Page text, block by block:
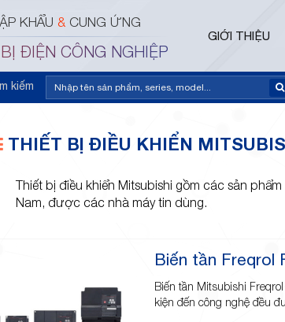
KHẨU &CUNG ỨNG
ĐIỆN CÔNG NGHIỆP
GIỚI THIỆU
kiếm
THIẾT BỊ ĐIỀU KHIỂN
Thiết bị điều khiển Mitsubishi gồm các sản
Nam, được các nhà máy tin dùng.
Biến tần Freqrol
Biến tần Mitsubishi
kiện đến công nghệ đều